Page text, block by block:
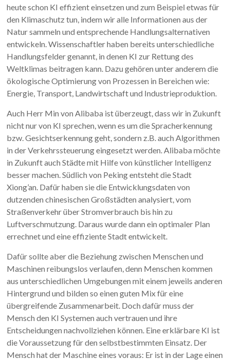
heute schon KI effizient einsetzen und zum Beispiel etwas für
den Klimaschutz tun, indem wir alle Informationen aus der
Natur sammeln und entsprechende Handlungsalternativen
entwickeln. Wissenschaftler haben bereits unterschiedliche
Handlungsfelder genannt, in denen KI zur Rettung des
Weltklimas beitragen kann. Dazu gehören unter anderem die
ökologische Optimierung von Prozessen in Bereichen wie:
Energie, Transport, Landwirtschaft und Industrieproduktion.
Auch Herr Min von Alibaba ist überzeugt, dass wir in Zukunft
nicht nur von KI sprechen, wenn es um die Spracherkennung
bzw. Gesichtserkennung geht, sondern z.B. auch Algorithmen
in der Verkehrssteuerung eingesetzt werden. Alibaba möchte
in Zukunft auch Städte mit Hilfe von künstlicher Intelligenz
besser machen. Südlich von Peking entsteht die Stadt
Xiong’an. Dafür haben sie die Entwicklungsdaten von
dutzenden chinesischen Großstädten analysiert, vom
Straßenverkehr über Stromverbrauch bis hin zu
Luftverschmutzung. Daraus wurde dann ein optimaler Plan
errechnet und eine effiziente Stadt entwickelt.
Dafür sollte aber die Beziehung zwischen Menschen und
Maschinen reibungslos verlaufen, denn Menschen kommen
aus unterschiedlichen Umgebungen mit einem jeweils anderen
Hintergrund und bilden so einen guten Mix für eine
übergreifende Zusammenarbeit. Doch dafür muss der
Mensch den KI Systemen auch vertrauen und ihre
Entscheidungen nachvollziehen können. Eine erklärbare KI ist
die Voraussetzung für den selbstbestimmten Einsatz. Der
Mensch hat der Maschine eines voraus: Er ist in der Lage einen